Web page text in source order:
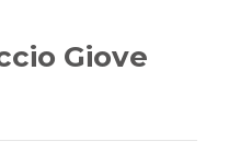
Giove